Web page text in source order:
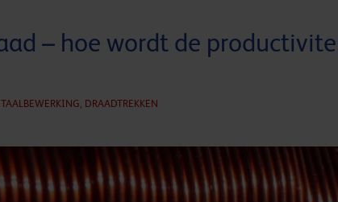
– hoe wordt de
DRAADTREKKEN